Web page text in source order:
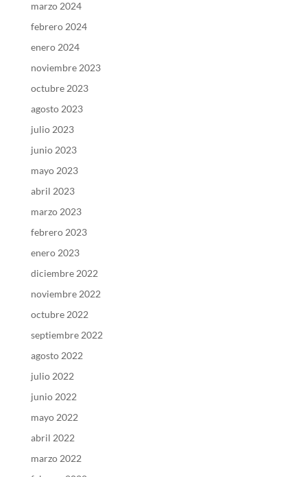
marzo 2024
febrero 2024
enero 2024
noviembre 2023
octubre 2023
agosto 2023
julio 2023
junio 2023
mayo 2023
abril 2023
marzo 2023
febrero 2023
enero 2023
diciembre 2022
noviembre 2022
octubre 2022
septiembre 2022
agosto 2022
julio 2022
junio 2022
mayo 2022
abril 2022
marzo 2022